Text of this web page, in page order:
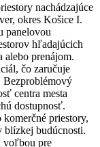
nachádzajúce
okres Košice I.
panelovou
hľadajúcich
prenájom.
čo zaručuje
Bezproblémový
centra mesta
dostupnosť.
priestory,
blízkej budúcnosti.
voľbou pre